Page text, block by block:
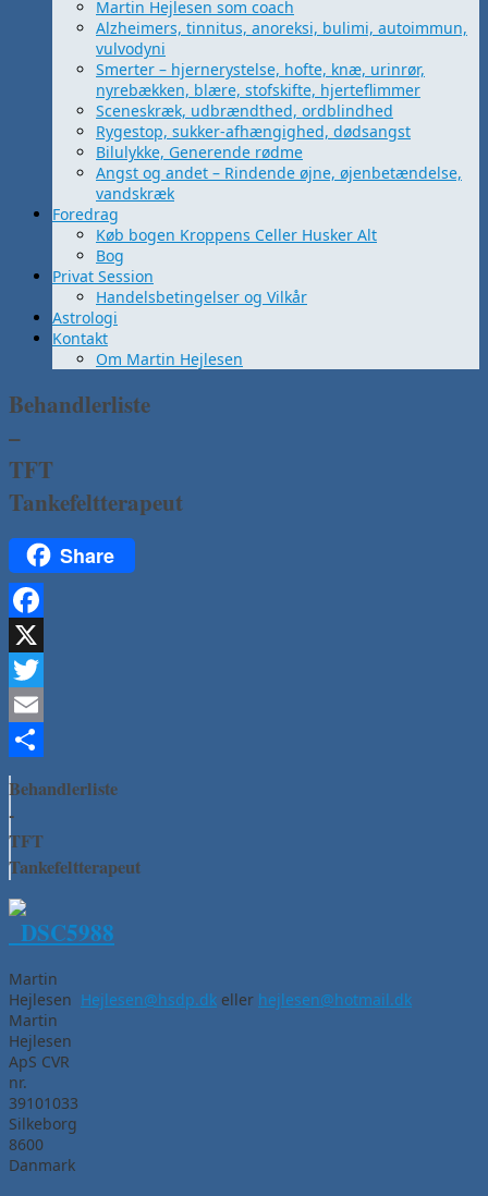
Martin Hejlesen som coach
Alzheimers, tinnitus, anoreksi, bulimi, autoimmun,
vulvodyni
Smerter – hjernerystelse, hofte, knæ, urinrør,
nyrebækken, blære, stofskifte, hjerteflimmer
Sceneskræk, udbrændthed, ordblindhed
Rygestop, sukker-afhængighed, dødsangst
Bilulykke, Generende rødme
Angst og andet – Rindende øjne, øjenbetændelse,
vandskræk
Foredrag
Køb bogen Kroppens Celler Husker Alt
Bog
Privat Session
Handelsbetingelser og Vilkår
Astrologi
Kontakt
Om Martin Hejlesen
Behandlerliste
–
TFT
Tankefeltterapeut
Share
Facebook
X
Twitter
Email
Del
Behandlerliste
-
TFT
Tankefeltterapeut
Martin
Hejlesen Hejlesen@hsdp.dk eller hejlesen@hotmail.dk
Martin
Hejlesen
ApS CVR
nr.
39101033
Silkeborg
8600
Danmark